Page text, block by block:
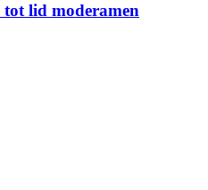
lid moderamen